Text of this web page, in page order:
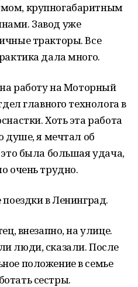
крупногабаритным
Завод уже
тракторы. Все
дала много.
работу на Моторный
главного технолога в
Хоть эта работа
душе, я мечтал об
это была большая удача,
очень трудно.
в Ленинград.
внезапно, на улице.
люди, сказали. После
положение в семье
сестры.